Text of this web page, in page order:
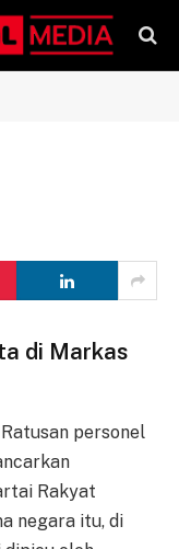
di Markas
personel
Rakyat
negara itu, di